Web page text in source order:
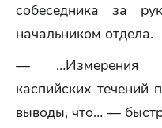
собеседника за
начальником отдела.
— …Измерения
каспийских течений
выводы, что… —